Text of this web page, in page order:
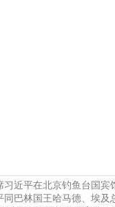
习近平在北京钓鱼台国
同巴林国王哈马德、埃